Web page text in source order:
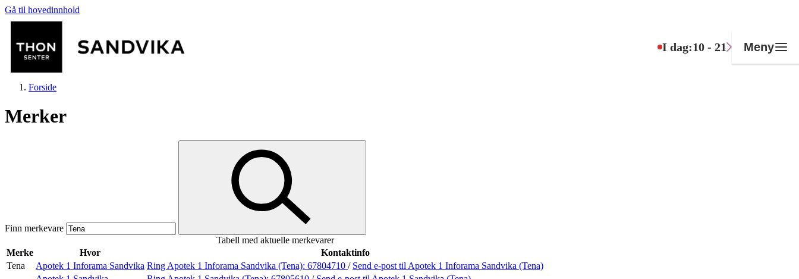
Gå til hovedinnhold
I dag:10 - 21 Meny
Mat og drikke
Helse
Forside
Merker
Finn merkevare
Tabell med aktuelle merkevarer
Merke
Hvor
Kontaktinfo
Tena
Apotek 1 Inforama Sandvika Ring Apotek 1 Inforama Sandvika (Tena): 67804710 / Send e-post til Apotek 1 Inforama Sandvika (Tena)